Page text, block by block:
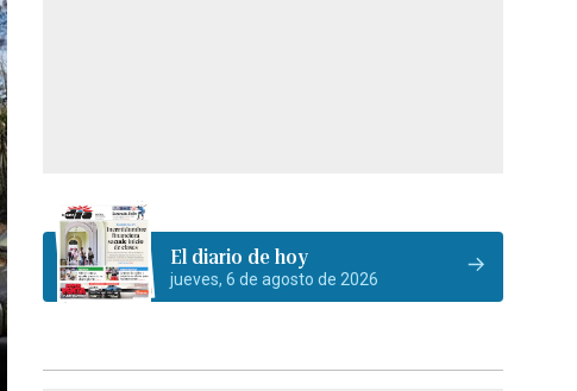
El diario de hoy
jueves, 6 de agosto de 2026